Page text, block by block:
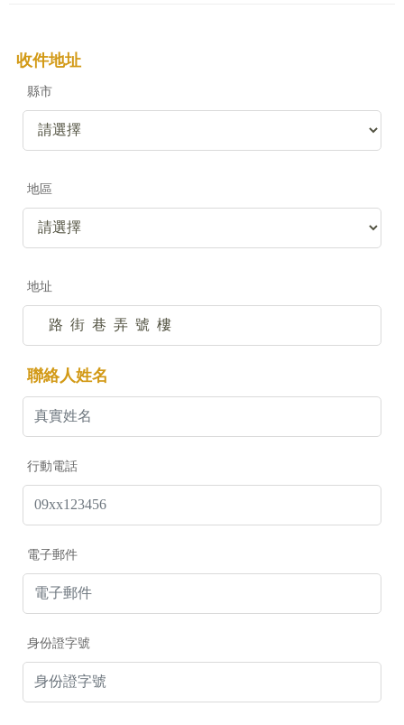
收件地址
縣市
地區
地址
聯絡人姓名
行動電話
電子郵件
身份證字號